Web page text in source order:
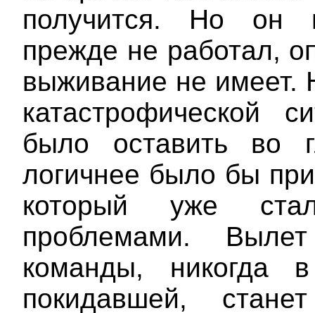
получится. Но
прежде не работал,
выживание не имеет.
катастрофической
было оставить во
логичнее было бы
который уже
проблемами.
команды, никогда
покидавшей,